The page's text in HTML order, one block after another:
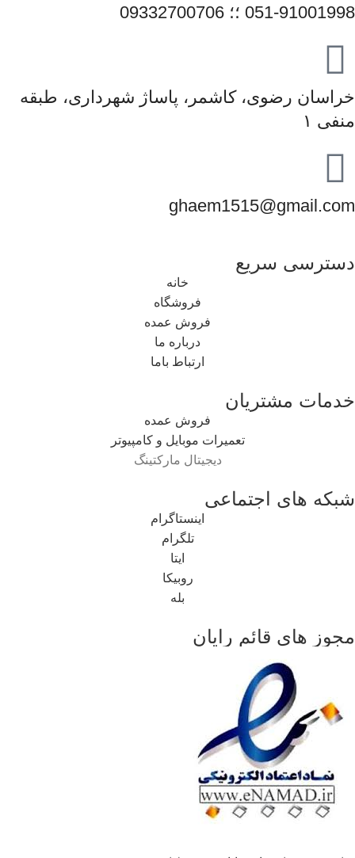
051-91001998 ؛؛ 09332700706
خراسان رضوی، کاشمر، پاساژ شهرداری، طبقه
منفی ۱
ghaem1515@gmail.com
دسترسی سریع
خانه
فروشگاه
فروش عمده
درباره ما
ارتباط باما
خدمات مشتریان
فروش عمده
تعمیرات موبایل و کامپیوتر
دیجیتال مارکتینگ
شبکه های اجتماعی
اینستاگرام
تلگرام
ایتا
روبیکا
بله
مجوز های قائم رایان